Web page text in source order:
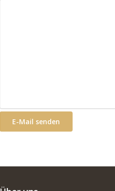
E-Mail senden